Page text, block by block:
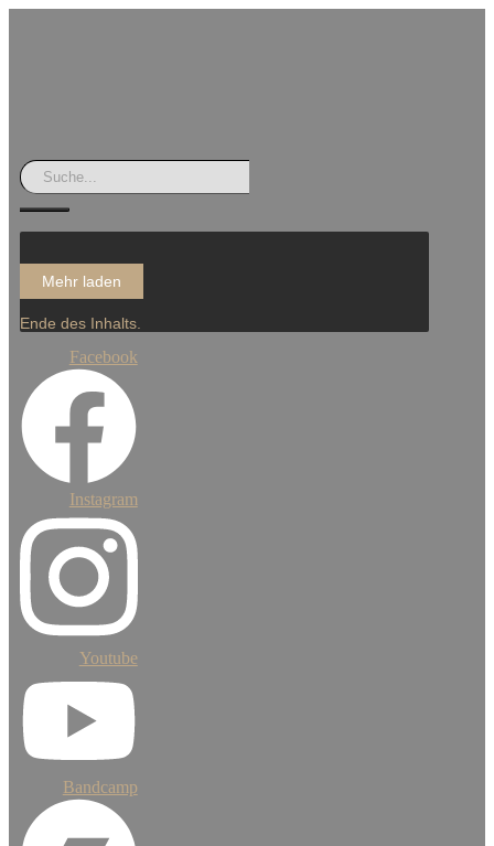
Mehr laden
Ende des Inhalts.
Facebook
Instagram
Youtube
Bandcamp